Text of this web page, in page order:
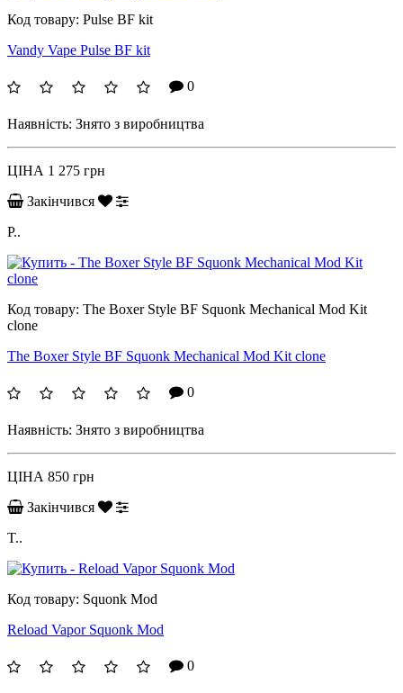
Код товару: Pulse BF kit
Vandy Vape Pulse BF kit
0
Наявність: Знято з виробництва
ЦІНА 1 275 грн
Закінчився
P..
Код товару: The Boxer Style BF Squonk Mechanical Mod Kit
clone
The Boxer Style BF Squonk Mechanical Mod Kit clone
0
Наявність: Знято з виробництва
ЦІНА 850 грн
Закінчився
T..
Код товару: Squonk Mod
Reload Vapor Squonk Mod
0